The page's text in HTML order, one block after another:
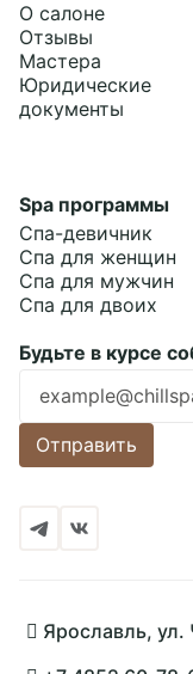
О салоне
Отзывы
Мастера
Юридические
документы
Spa программы
Спа-девичник
Спа для женщин
Спа для мужчин
Спа для двоих
Будьте в курсе
Ошибка
Отправить
Ярославль, ул.